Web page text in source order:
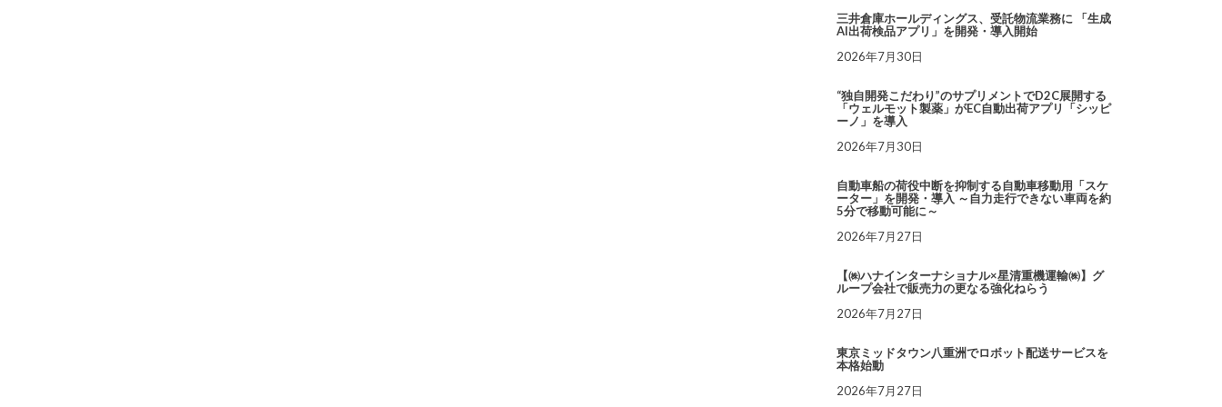
三井倉庫ホールディングス、受託物流業務に 「生成
AI出荷検品アプリ」を開発・導入開始
2026年7月30日
“独自開発こだわり”のサプリメントでD2C展開する
「ウェルモット製薬」がEC自動出荷アプリ「シッピ
ーノ」を導入
2026年7月30日
自動車船の荷役中断を抑制する自動車移動用「スケ
ーター」を開発・導入 ～自力走行できない車両を約
5分で移動可能に～
2026年7月27日
【㈱ハナインターナショナル×星清重機運輸㈱】グ
ループ会社で販売力の更なる強化ねらう
2026年7月27日
東京ミッドタウン八重洲でロボット配送サービスを
本格始動
2026年7月27日